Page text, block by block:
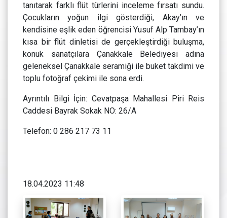
tanıtarak farklı flüt türlerini inceleme fırsatı sundu.
Çocukların yoğun ilgi gösterdiği, Akay’ın ve
kendisine eşlik eden öğrencisi Yusuf Alp Tambay’ın
kısa bir flüt dinletisi de gerçekleştirdiği buluşma,
konuk sanatçılara Çanakkale Belediyesi adına
geleneksel Çanakkale seramiği ile buket takdimi ve
toplu fotoğraf çekimi ile sona erdi.
Ayrıntılı Bilgi İçin: Cevatpaşa Mahallesi Piri Reis
Caddesi Bayrak Sokak NO: 26/A
Telefon: 0 286 217 73 11
18.04.2023 11:48